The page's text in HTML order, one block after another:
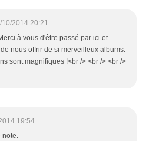
10/2014 20:21
à vous d'être passé par ici et
nous offrir de si merveilleux albums.
sont magnifiques !<br /> <br /> <br />
19:54
note.